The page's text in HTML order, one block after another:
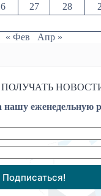
27 28
« Фев
Апр »
нашу еженедельную
Подписаться!